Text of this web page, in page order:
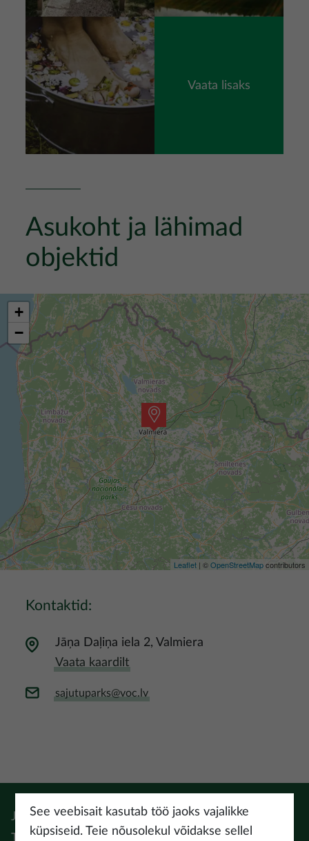
Vaata lisaks
Asukoht ja lähimad
objektid
+
−
Leaflet | ©OpenStreetMapcontributors
Kontaktid:
Jāņa Daļiņa iela 2, Valmiera
Vaata kaardilt
sajutuparks@voc.lv
Jälgi:InstagramFacebookPinterestYoutubeThreads
Tiktok
See veebisait kasutab töö jaoks vajalikke
küpsiseid. Teie nõusolekul võidakse sellel